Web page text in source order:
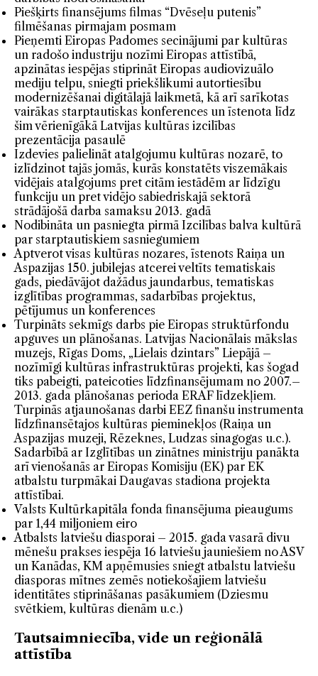
Piešķirts finansējums filmas “Dvēseļu putenis”
filmēšanas pirmajam posmam
Pieņemti Eiropas Padomes secinājumi par kultūras
un radošo industriju nozīmi Eiropas attīstībā,
apzinātas iespējas stiprināt Eiropas audiovizuālo
mediju telpu, sniegti priekšlikumi autortiesību
modernizēšanai digitālajā laikmetā, kā arī sarīkotas
vairākas starptautiskas konferences un īstenota līdz
šim vērienīgākā Latvijas kultūras izcilības
prezentācija pasaulē
Izdevies palielināt atalgojumu kultūras nozarē, to
izlīdzinot tajās jomās, kurās konstatēts viszemākais
vidējais atalgojums pret citām iestādēm ar līdzīgu
funkciju un pret vidējo sabiedriskajā sektorā
strādājošā darba samaksu 2013. gadā
Nodibināta un pasniegta pirmā Izcilības balva kultūrā
par starptautiskiem sasniegumiem
Aptverot visas kultūras nozares, īstenots Raiņa un
Aspazijas 150. jubilejas atcerei veltīts tematiskais
gads, piedāvājot dažādus jaundarbus, tematiskas
izglītības programmas, sadarbības projektus,
pētījumus un konferences
Turpināts sekmīgs darbs pie Eiropas struktūrfondu
apguves un plānošanas. Latvijas Nacionālais mākslas
muzejs, Rīgas Doms, „Lielais dzintars” Liepājā –
nozīmīgi kultūras infrastruktūras projekti, kas šogad
tiks pabeigti, pateicoties līdzfinansējumam no 2007.–
2013. gada plānošanas perioda ERAF līdzekļiem.
Turpinās atjaunošanas darbi EEZ finanšu instrumenta
līdzfinansētajos kultūras pieminekļos (Raiņa un
Aspazijas muzeji, Rēzeknes, Ludzas sinagogas u.c.).
Sadarbībā ar Izglītības un zinātnes ministriju panākta
arī vienošanās ar Eiropas Komisiju (EK) par EK
atbalstu turpmākai Daugavas stadiona projekta
attīstībai.
Valsts Kultūrkapitāla fonda finansējuma pieaugums
par 1,44 miljoniem eiro
Atbalsts latviešu diasporai – 2015. gada vasarā divu
mēnešu prakses iespēja 16 latviešu jauniešiem no ASV
un Kanādas, KM apņēmusies sniegt atbalstu latviešu
diasporas mītnes zemēs notiekošajiem latviešu
identitātes stiprināšanas pasākumiem (Dziesmu
svētkiem, kultūras dienām u.c.)
Tautsaimniecība, vide un reģionālā
attīstība